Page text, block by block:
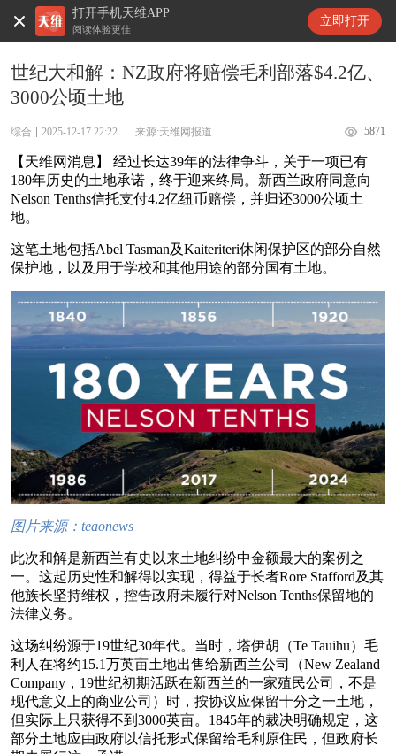
打开手机天维APP
阅读体验更佳
立即打开
天维新闻
世纪大和解：NZ政府将赔偿毛利部落$4.2亿、
3000公顷土地
综合 2025-12-17 22:22 来源:天维网报道 5871
【天维网消息】 经过长达39年的法律争斗，关于一项已有
180年历史的土地承诺，终于迎来终局。新西兰政府同意向
Nelson Tenths信托支付4.2亿纽币赔偿，并归还3000公顷土
地。
这笔土地包括Abel Tasman及Kaiteriteri休闲保护区的部分自然
保护地，以及用于学校和其他用途的部分国有土地。
图片来源：teaonews
此次和解是新西兰有史以来土地纠纷中金额最大的案例之
一。这起历史性和解得以实现，得益于长者Rore Stafford及其
他族长坚持维权，控告政府未履行对Nelson Tenths保留地的
法律义务。
这场纠纷源于19世纪30年代。当时，塔伊胡（Te Tauihu）毛
利人在将约15.1万英亩土地出售给新西兰公司（New Zealand
Company，19世纪初期活跃在新西兰的一家殖民公司，不是
现代意义上的商业公司）时，按协议应保留十分之一土地，
但实际上只获得不到3000英亩。1845年的裁决明确规定，这
部分土地应由政府以信托形式保留给毛利原住民，但政府长